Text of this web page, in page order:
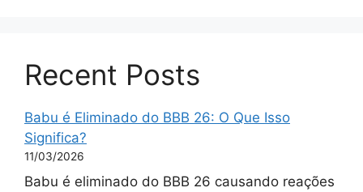
Recent Posts
Babu é Eliminado do BBB 26: O Que Isso
Significa?
11/03/2026
Babu é eliminado do BBB 26 causando reações